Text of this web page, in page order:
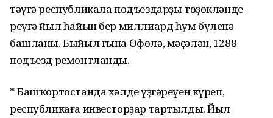
тәүгә республикала подъездарҙы төҙөкләнде­
реүгә йыл һайын бер миллиард һум бүленә
башланы. Быйыл ғына Өфөлә, мәҫәлән, 1288
подъезд ремонтланды.
* Башҡортостанда хәлдең үҙгәреүен күреп,
республикаға инвесторҙар тартылды. Йыл